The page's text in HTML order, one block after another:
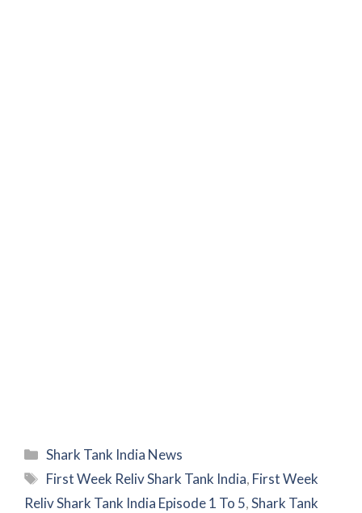
Categories
Shark Tank India News
Tags
First Week Reliv Shark Tank India, First Week
Reliv Shark Tank India Episode 1 To 5,Shark Tank